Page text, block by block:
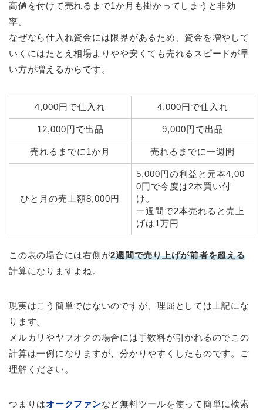
高値を付けて売れるまで1か月も掛かってしまうと非効
率。
なぜなら仕入れ資金には限界があるため、資金を増やして
いくにはたとえ相場よりやや安くても売れるスピードが早
い方が増えるからです。
4,000円で仕入れ 4,000円で仕入れ
12,000円で出品 9,000円で出品
売れるまでに1か月 売れるまでに一週間
ひと月の売上額8,000円
5,000円の利益と元本4,00
0円で今度は2本買い付
け。
一週間で2本売れると売上
げは1万円
この表の場合には右側が2週間で売り上げが前者を超える
計算になりますよね。
現実はこう簡単ではないのですが、理屈としては上記にな
ります。
メルカリやヤフオクの場合には手数料が引かれるのでこの
計算は一例になりますが、分かりやすくしたものです。ご
理解ください。
つまりはオークファンなど無料ツールを使って簡単に検索